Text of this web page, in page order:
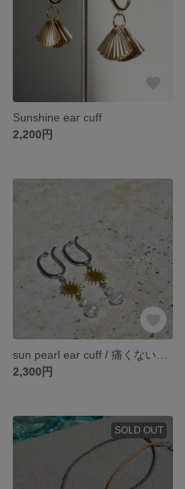
Sunshine ear cuff
2,200円
2,300円
SOLD OUT